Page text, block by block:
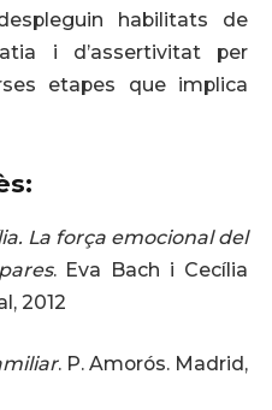
habilitats de
i d’assertivitat per
etapes que implica
La força emocional del
. Eva Bach i Cecília
2012
. P. Amorós. Madrid,